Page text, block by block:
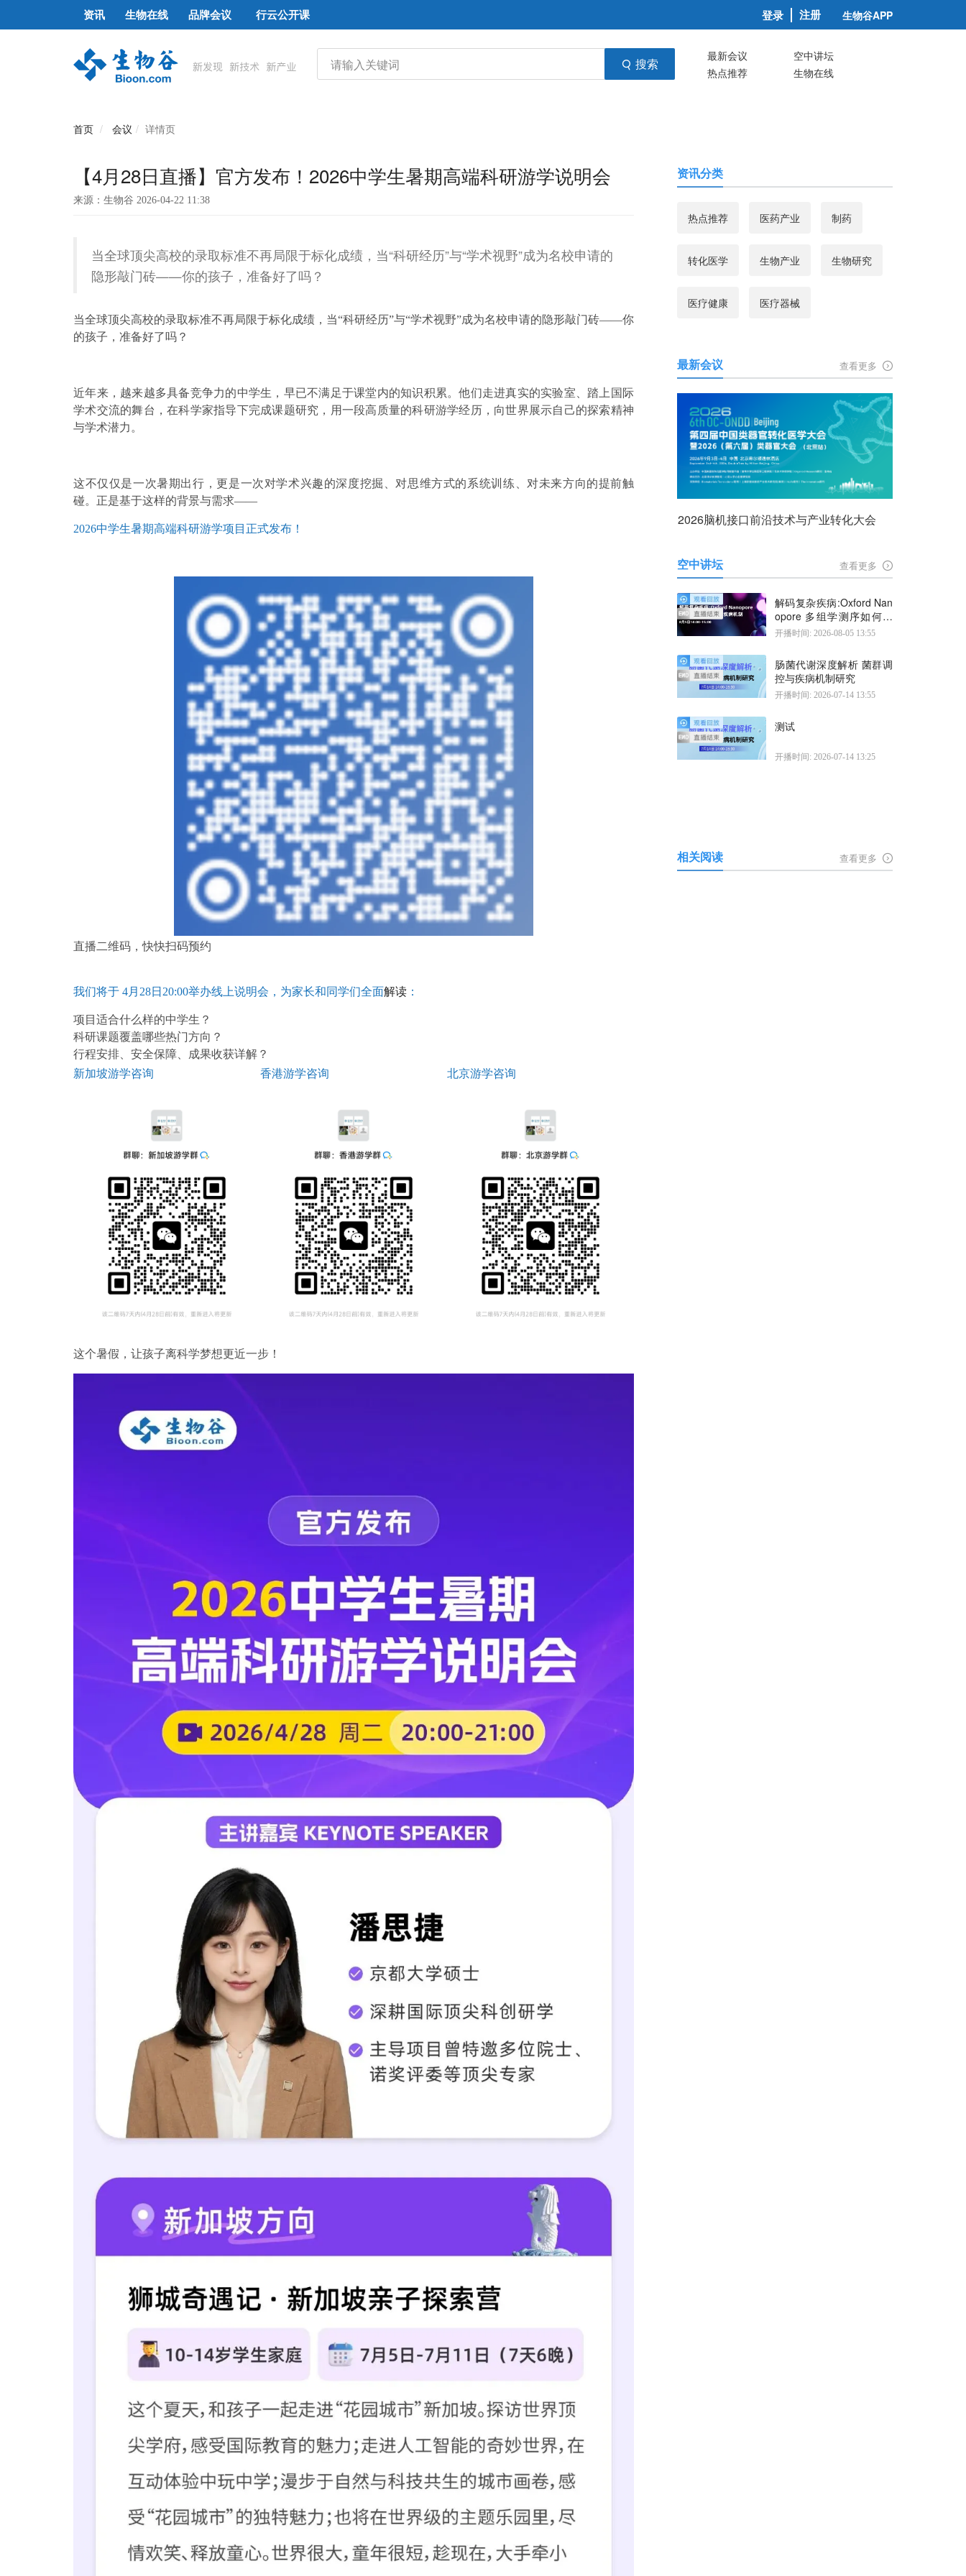
资讯 生物在线 品牌会议 行云公开课 登录 注册 生物谷APP
搜索 最新会议
空中讲坛
热点推荐
生物在线
首页 会议 详情页
【4月28日直播】官方发布！2026中学生暑期高端科研游学说明会
来源：生物谷 2026-04-22 11:38
当全球顶尖高校的录取标准不再局限于标化成绩，当“科研经历”与“学术视野”成为名校申请的
隐形敲门砖——你的孩子，准备好了吗？
当全球顶尖高校的录取标准不再局限于标化成绩，当“科研经历”与“学术视野”成为名校申请的隐形敲门砖——你
的孩子，准备好了吗？
近年来，越来越多具备竞争力的中学生，早已不满足于课堂内的知识积累。他们走进真实的实验室、踏上国际
学术交流的舞台，在科学家指导下完成课题研究，用一段高质量的科研游学经历，向世界展示自己的探索精神
与学术潜力。
这不仅仅是一次暑期出行，更是一次对学术兴趣的深度挖掘、对思维方式的系统训练、对未来方向的提前触
碰。正是基于这样的背景与需求——
2026中学生暑期高端科研游学项目正式发布！
直播二维码，快快扫码预约
我们将于 4月28日20:00举办线上说明会，为家长和同学们全面解读 ：
项目适合什么样的中学生？
科研课题覆盖哪些热门方向？
行程安排、安全保障、成果收获详解？
新加坡游学咨询 香港游学咨询 北京游学咨询
这个暑假，让孩子离科学梦想更近一步 ！
资讯分类
热点推荐 医药产业 制药
转化医学 生物产业 生物研究
医疗健康 医疗器械
最新会议 查看更多
2026脑机接口前沿技术与产业转化大会
空中讲坛 查看更多
解码复杂疾病:Oxford Nan
opore 多组学测序如何揭
示疾病机制
开播时间: 2026-08-05 13:55
肠菌代谢深度解析 菌群调
控与疾病机制研究
开播时间: 2026-07-14 13:55
测试
开播时间: 2026-07-14 13:25
相关阅读 查看更多